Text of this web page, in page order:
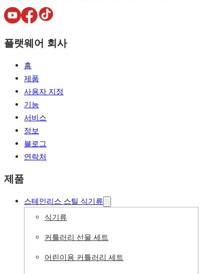
플랫웨어 회사
홈
제품
사용자 지정
기능
서비스
정보
블로그
연락처
제품
스테인리스 스틸 식기류
식기류
커틀러리 선물 세트
어린이용 커틀러리 세트